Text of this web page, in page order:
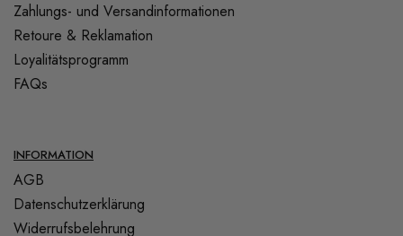
Zahlungs- und Versandinformationen
Retoure & Reklamation
Loyalitätsprogramm
FAQs
INFORMATION
AGB
Datenschutzerklärung
Widerrufsbelehrung